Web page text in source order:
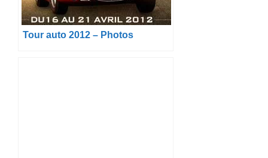
Tour auto 2012 – Photos